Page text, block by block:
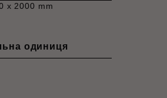
x 2000 mm
одиниця